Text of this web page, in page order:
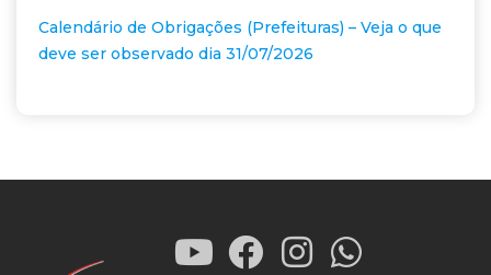
Calendário de Obrigações (Prefeituras) – Veja o que
deve ser observado dia 31/07/2026